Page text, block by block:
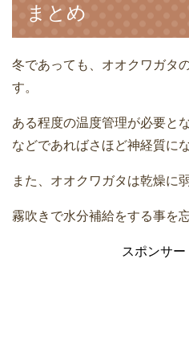
まとめ
冬であっても、オオクワガタ
す。
ある程度の温度管理が必要と
などであればさほど神経質に
また、オオクワガタは乾燥に
霧吹きで水分補給をする事を
スポンサー